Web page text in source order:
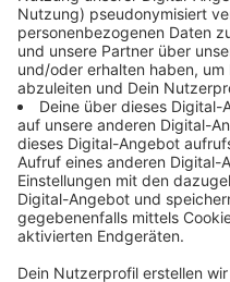
mitnehmen und
darum bittet die Stadt
Kommunalwahl. In den
den Notfall auch
geben, die regelmäßig
werden. Coronabedingt
diesmal nur gut 80
Viertel weniger als
Bei der Kommunalwahl
neuen Stadtrat und